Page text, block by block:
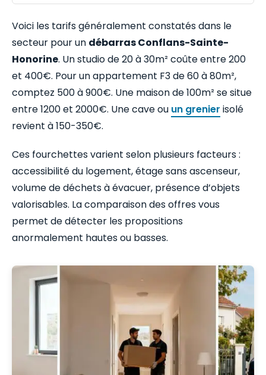
Voici les tarifs généralement constatés dans le
secteur pour un débarras Conflans-Sainte-
Honorine. Un studio de 20 à 30m² coûte entre 200
et 400€. Pour un appartement F3 de 60 à 80m²,
comptez 500 à 900€. Une maison de 100m² se situe
entre 1200 et 2000€. Une cave ou un grenier isolé
revient à 150-350€.
Ces fourchettes varient selon plusieurs facteurs :
accessibilité du logement, étage sans ascenseur,
volume de déchets à évacuer, présence d’objets
valorisables. La comparaison des offres vous
permet de détecter les propositions
anormalement hautes ou basses.